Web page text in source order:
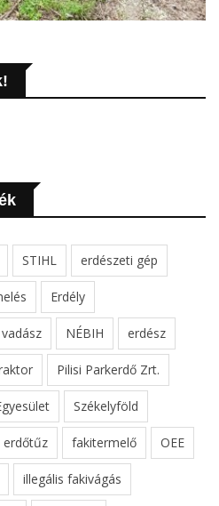
STIHL erdészeti gép
Erdély
vadász NÉBIH erdész
Pilisi Parkerdő Zrt.
Székelyföld
erdőtűz fakitermelő OEE
illegális fakivágás